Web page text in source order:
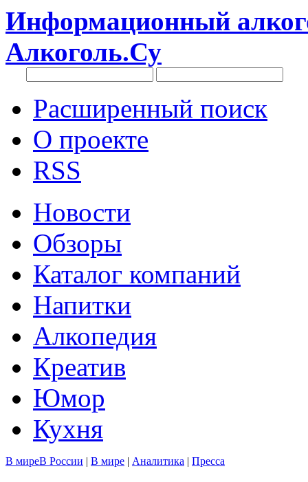
Информационный
Алкоголь.Су
Расширенный поиск
О проекте
RSS
Новости
Обзоры
Каталог компаний
Напитки
Алкопедия
Креатив
Юмор
Кухня
В миреВ России | В мире | Аналитика | Пресса